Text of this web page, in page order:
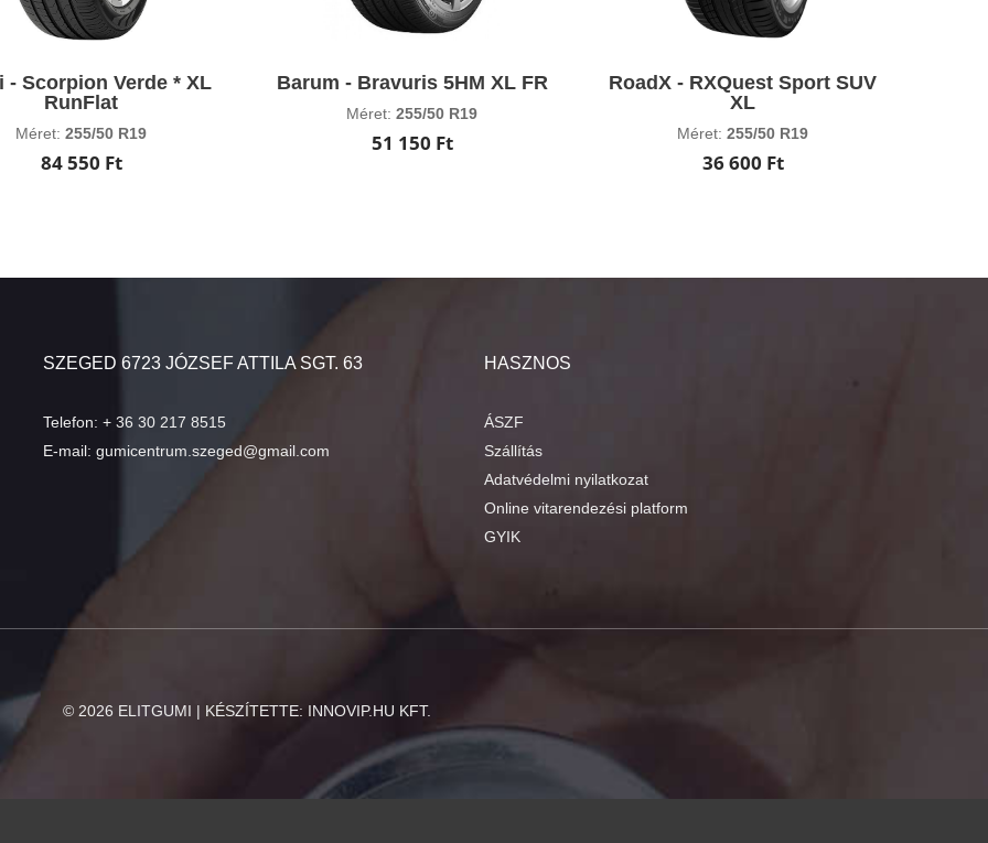
- Scorpion Verde * XL
RunFlat
Méret:255/50 R19
84 550 Ft
Barum - Bravuris 5HM XL FR
Méret:255/50 R19
51 150 Ft
RoadX - RXQuest Sport SUV
XL
Méret:255/50 R19
36 600 Ft
SZEGED 6723 JÓZSEF ATTILA SGT. 63
Telefon: + 36 30 217 8515
E-mail: gumicentrum.szeged@gmail.com
HASZNOS
ÁSZF
Szállítás
Adatvédelmi nyilatkozat
Online vitarendezési platform
GYIK
© 2026 ELITGUMI | KÉSZÍTETTE: INNOVIP.HU KFT.